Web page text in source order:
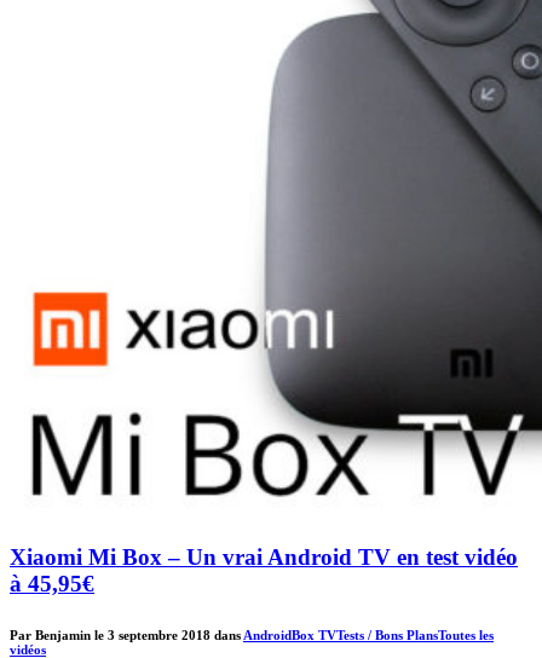
Xiaomi Mi Box – Un vrai Android TV en test vidéo
à 45,95€
Par Benjamin le 3 septembre 2018 dans AndroidBox TVTests / Bons PlansToutes les
vidéos